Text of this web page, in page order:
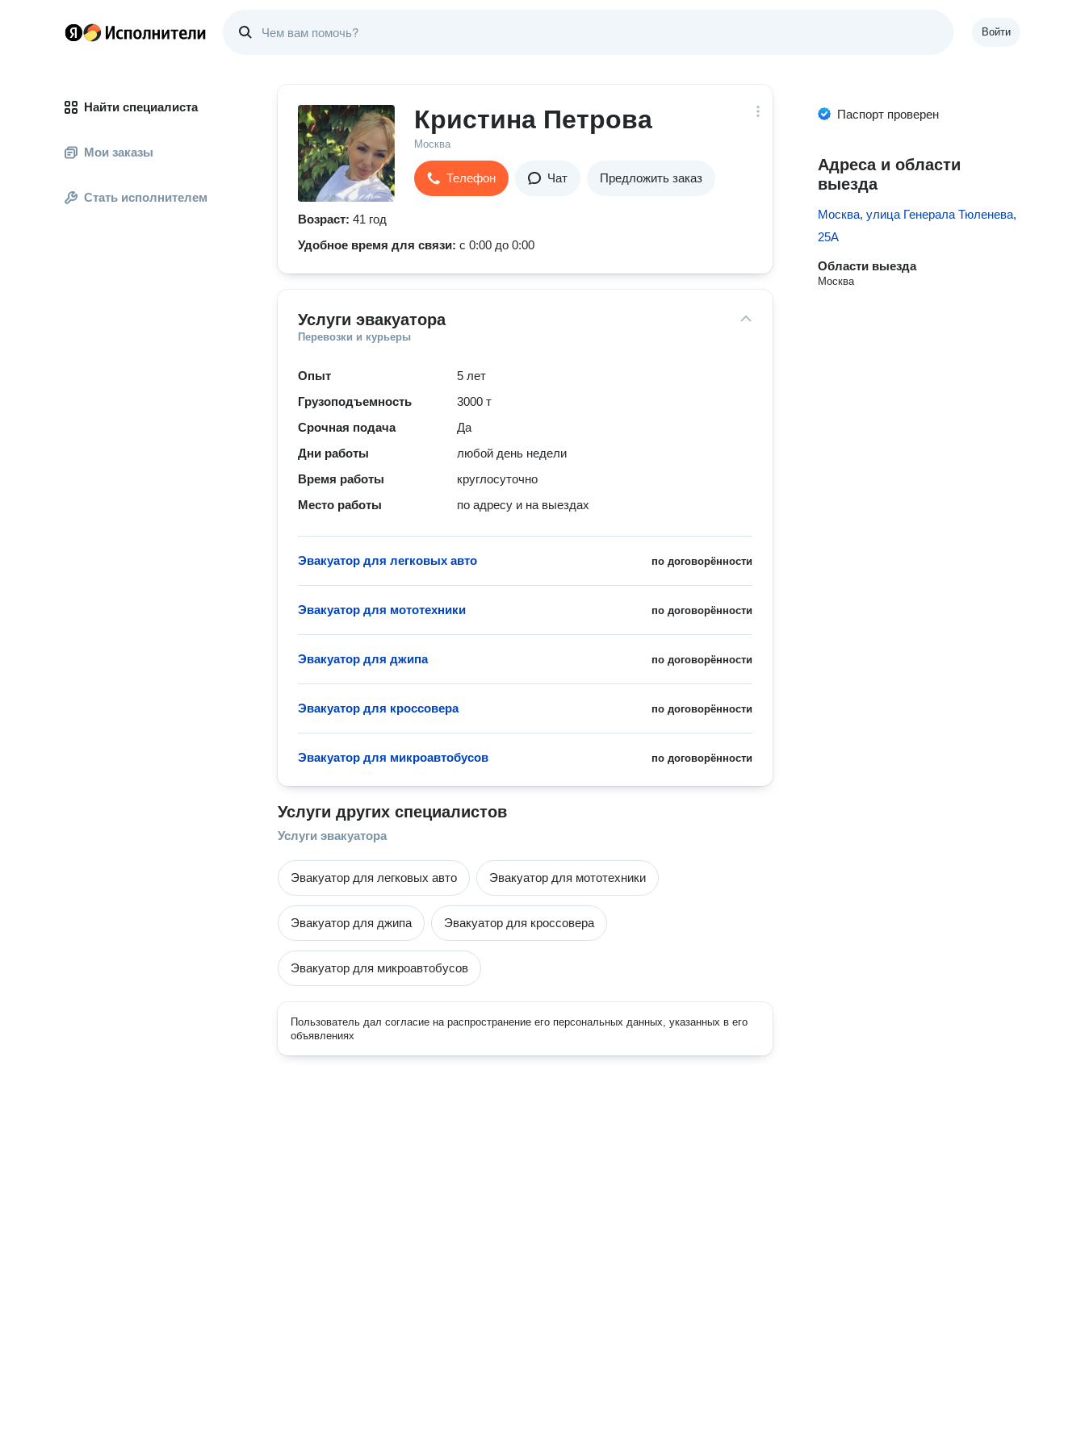
Войти
Найти специалиста
Мои заказы
Стать исполнителем
Кристина Петрова
Москва
Телефон Чат Предложить заказ
Возраст: 41 год
Удобное время для связи: с 0:00 до 0:00
Услуги эвакуатора
Перевозки и курьеры
Опыт
5 лет
Грузоподъемность
3000 т
Срочная подача
Да
Дни работы
любой день недели
Время работы
круглосуточно
Место работы
по адресу и на выездах
по договорённости
Эвакуатор для легковых авто
по договорённости
Эвакуатор для мототехники
по договорённости
Эвакуатор для джипа
по договорённости
Эвакуатор для кроссовера
по договорённости
Эвакуатор для микроавтобусов
Услуги других специалистов
Услуги эвакуатора
Эвакуатор для легковых авто Эвакуатор для мототехники
Эвакуатор для джипа Эвакуатор для кроссовера
Эвакуатор для микроавтобусов
Пользователь дал согласие на распространение его персональных данных, указанных в его
объявлениях
Паспорт проверен
Адреса и области
выезда
Москва, улица Генерала Тюленева,
25А
Области выезда
Москва